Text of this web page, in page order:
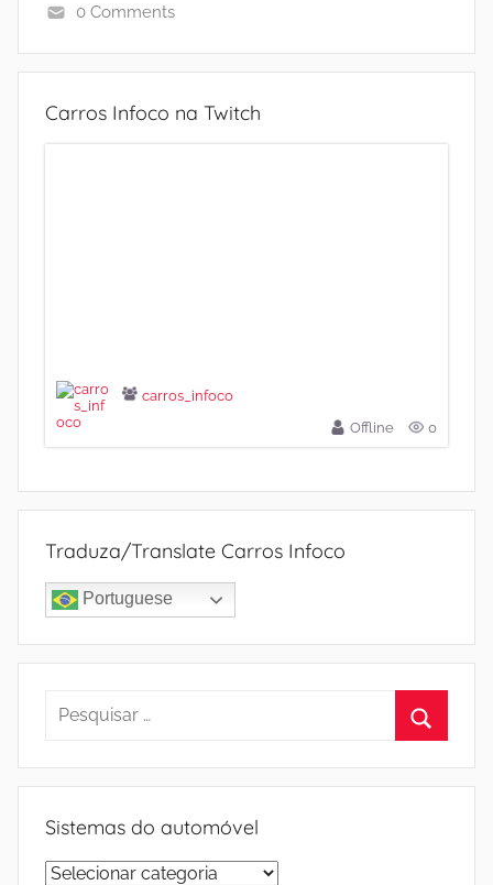
0 Comments
Carros Infoco na Twitch
carros_infoco
Offline
0
Traduza/Translate Carros Infoco
Portuguese
Pesquisar
Sistemas do automóvel
Sistemas